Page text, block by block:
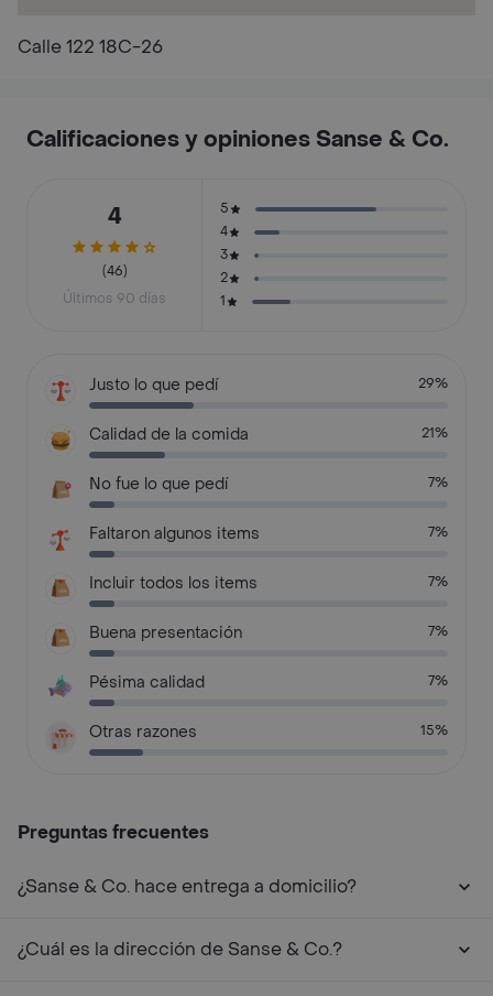
Calle 122 18C-26
Calificaciones y opiniones Sanse & Co.
4
(46)
Últimos 90 días
5
4
3
2
1
Justo lo que pedí 29%
Calidad de la comida 21%
No fue lo que pedí 7%
Faltaron algunos items 7%
Incluir todos los items 7%
Buena presentación 7%
Pésima calidad 7%
Otras razones 15%
Preguntas frecuentes
¿Sanse & Co. hace entrega a domicilio?
¿Cuál es la dirección de Sanse & Co.?